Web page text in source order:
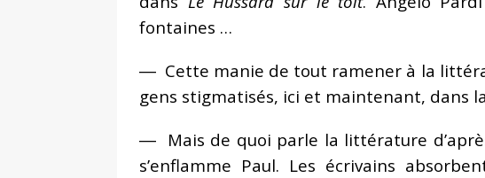
fontaines …
― Cette manie de tout ramener à la
gens stigmatisés, ici et maintenant, dans la
― Mais de quoi parle la littérature
s’enflamme Paul. Les écrivains